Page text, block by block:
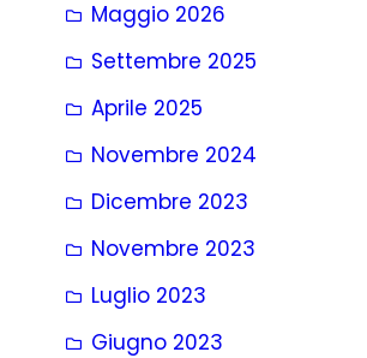
Maggio 2026
Settembre 2025
Aprile 2025
Novembre 2024
Dicembre 2023
Novembre 2023
Luglio 2023
Giugno 2023